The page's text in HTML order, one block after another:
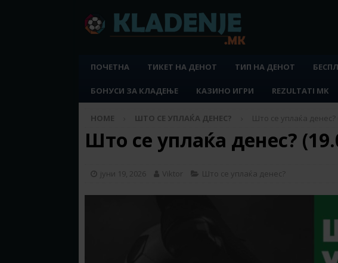
ПОЧЕТНА ТИКЕТ НА ДЕНОТ ТИП НА ДЕНОТ
БОНУСИ ЗА КЛАДЕЊЕ КАЗИНО ИГРИ REZULTATI MK
HOME ШТО СЕ УПЛАЌА ДЕНЕС? Што се уплаќа денес?
Што се уплаќа денес?
јуни 19, 2026 Viktor Што се уплаќа денес?